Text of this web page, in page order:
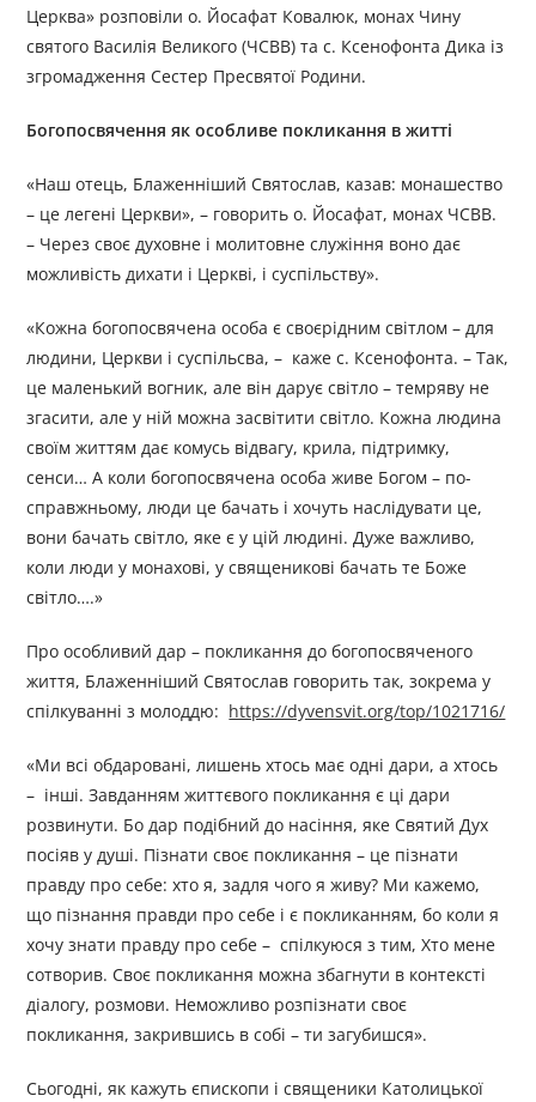
Церква» розповіли о. Йосафат Ковалюк, монах Чину
святого Василія Великого (ЧСВВ) та с. Ксенофонта Дика із
згромадження Сестер Пресвятої Родини.
Богопосвячення як особливе покликання в житті
«Наш отець, Блаженніший Святослав, казав: монашество
– це легені Церкви», – говорить о. Йосафат, монах ЧСВВ.
– Через своє духовне і молитовне служіння воно дає
можливість дихати і Церкві, і суспільству».
«Кожна богопосвячена особа є своєрідним світлом – для
людини, Церкви і суспільсва, – каже с. Ксенофонта. – Так,
це маленький вогник, але він дарує світло – темряву не
згасити, але у ній можна засвітити світло. Кожна людина
своїм життям дає комусь відвагу, крила, підтримку,
сенси… А коли богопосвячена особа живе Богом – по-
справжньому, люди це бачать і хочуть наслідувати це,
вони бачать світло, яке є у цій людині. Дуже важливо,
коли люди у монахові, у священикові бачать те Боже
світло….»
Про особливий дар – покликання до богопосвяченого
життя, Блаженніший Святослав говорить так, зокрема у
спілкуванні з молоддю: https://dyvensvit.org/top/1021716/
«Ми всі обдаровані, лишень хтось має одні дари, а хтось
– інші. Завданням життєвого покликання є ці дари
розвинути. Бо дар подібний до насіння, яке Святий Дух
посіяв у душі. Пізнати своє покликання – це пізнати
правду про себе: хто я, задля чого я живу? Ми кажемо,
що пізнання правди про себе і є покликанням, бо коли я
хочу знати правду про себе – спілкуюся з тим, Хто мене
сотворив. Своє покликання можна збагнути в контексті
діалогу, розмови. Неможливо розпізнати своє
покликання, закрившись в собі – ти загубишся».
Сьогодні, як кажуть єпископи і священики Католицької